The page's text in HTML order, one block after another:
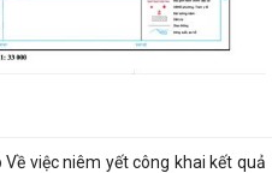
ỨNG THAM GIA CUỘC THI SÁNG
định về việc giao đất có thu